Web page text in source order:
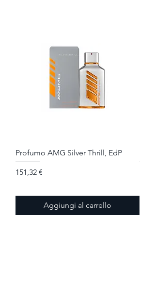
Profumo AMG Silver Thrill, EdP
Prezzo
151,32 €
Aggiungi al carrello